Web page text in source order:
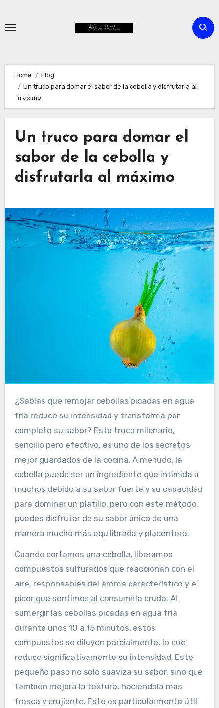
content
Home
Blog
Un truco para domar el sabor de la cebolla y disfrutarla al
máximo
Un truco para domar el
sabor de la cebolla y
disfrutarla al máximo
¿Sabías que remojar cebollas picadas en agua
fría reduce su intensidad y transforma por
completo su sabor? Este truco milenario,
sencillo pero efectivo, es uno de los secretos
mejor guardados de la cocina. A menudo, la
cebolla puede ser un ingrediente que intimida a
muchos debido a su sabor fuerte y su capacidad
para dominar un platillo, pero con este método,
puedes disfrutar de su sabor único de una
manera mucho más equilibrada y placentera.
Cuando cortamos una cebolla, liberamos
compuestos sulfurados que reaccionan con el
aire, responsables del aroma característico y el
picor que sentimos al consumirla cruda. Al
sumergir las cebollas picadas en agua fría
durante unos 10 a 15 minutos, estos
compuestos se diluyen parcialmente, lo que
reduce significativamente su intensidad. Este
pequeño paso no solo suaviza su sabor, sino que
también mejora la textura, haciéndola más
fresca y crujiente. Esto es particularmente útil